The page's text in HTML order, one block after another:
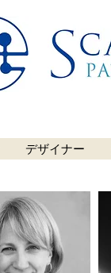
デザイナー